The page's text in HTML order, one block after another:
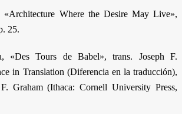
«Architecture Where the Desire May Live»,
25.
«Des Tours de Babel», trans. Joseph F.
in Translation (Diferencia en la traducción),
Graham (Ithaca: Cornell University Press,